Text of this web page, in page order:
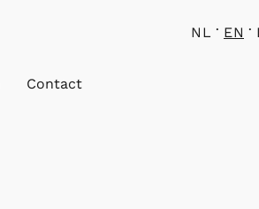
NL EN
Contact